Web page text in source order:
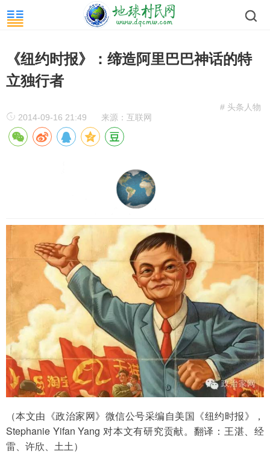
《纽约时报》：缔造阿里巴巴神话的特
立独行者
# 头条人物
2014-09-16 21:49
来源：互联网
（本文由《政治家网》微信公号采编自美国《纽约时报》，
Stephanie Yifan Yang 对本文有研究贡献。翻译：王湛、经
雷、许欣、土土）